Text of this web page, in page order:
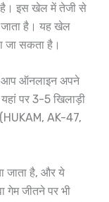
है। इस खेल में तेजी से
जाता है। यह खेल
जा सकता है।
आप ऑनलाइन अपने
पर 3-5 खिलाड़ी
AK-47,
जाता है, और ये
जीतने पर भी